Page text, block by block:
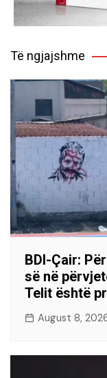
Të ngjajshme
BDI-Çair:
së në
Telit është
August 8,